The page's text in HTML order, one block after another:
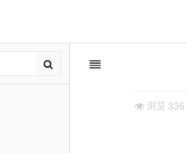
浏览 336